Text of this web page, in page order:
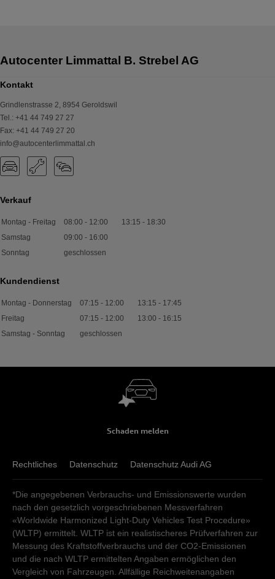
Kontakt
Grindlenstrasse 2 8954 Geroldswil
Tel. : +41 44 749 27 27
Fax: +41 44 749 27 20
info@autocenterlimmattal.ch
Verkauf
Montag - Freitag 08:00 - 12:00 13:15 - 18:30
Samstag
09:00 - 16:00
Sonntag
geschlossen
Kundendienst
Montag - Donnerstag 07:15 - 12:00 13:15 - 17:45
Freitag
07:15 - 12:00 13:00 - 16:15
Samstag - Sonntag
geschlossen
Schaden melden
Rechtliches Datenschutz Datenschutz Audi AG
*Die angegebenen Verbrauchs- und Emissionswerte wurden
nach den gesetzlich vorgeschriebenen Messverfahren
«Worldwide Harmonized Light-Duty Vehicles Test Procedure»
(WLTP) ermittelt. WLTP ist ein realistischeres Prüfverfahren zur
Messung des Kraftstoffverbrauchs und der CO2-Emissionen
und die nach WLTP ermittelten Angaben ermöglichen den
Vergleich von Fahrzeugen. Allfällige Reichweitenangaben